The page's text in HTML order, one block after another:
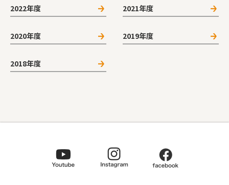
2022年度 2021年度
2020年度 2019年度
2018年度